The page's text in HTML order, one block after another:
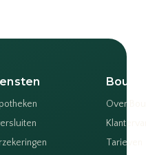
Bouvy
Over
Tarieven